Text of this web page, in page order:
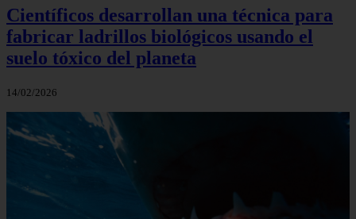
Científicos desarrollan una técnica para
fabricar ladrillos biológicos usando el
suelo tóxico del planeta
14/02/2026